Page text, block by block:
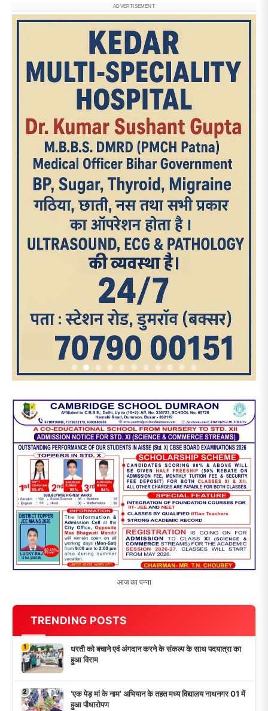
ADVERTISEMENT
आज का पन्ना
TRENDING POSTS
1
धरती को बचाने एवं अंगदान करने के संकल्प के साथ पदयात्रा का
2
‘एक पेड़ मां के नाम’ अभियान के तहत मध्य विद्यालय नाथनगर 01 में
हुआ पौधारोपण
भारत 1947 बनाम भारत 2047 विषय पर पेंटिंग प्रतियोगिता
आयोजित, विद्यार्थियों ने उकेरा विकसित भारत का सपना
4 विद्यालय को गोद लेकर बच्चों के उज्ज्वल भविष्य का लिया संकल्प
5
मांगों को लेकर नियोजित शिक्षकों ने भरी हुंकार, बक्सर में
एकदिवसीय सम्मेलन,
LATEST NEWS
धरती को बचाने एवं अंगदान करने के संकल्प के साथ पदयात्रा का
हुआ विराम
‘एक पेड़ मां के नाम’ अभियान के तहत मध्य विद्यालय नाथनगर 01 में
हुआ पौधारोपण